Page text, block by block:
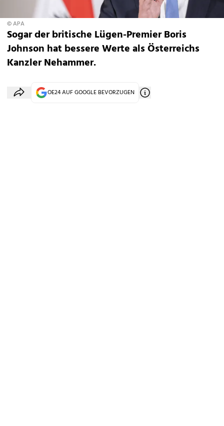
© APA
Sogar der britische Lügen-Premier Boris
Johnson hat bessere Werte als Österreichs
Kanzler Nehammer.
OE24 AUF GOOGLE BEVORZUGEN